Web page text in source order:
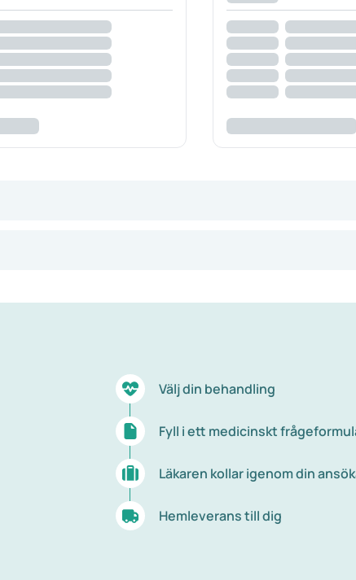
är extra jobbig hos barn, eftersom de ofta blir
Välj din behandling
Fyll i ett medicinskt
Läkaren kollar igenom din
Hemleverans till dig